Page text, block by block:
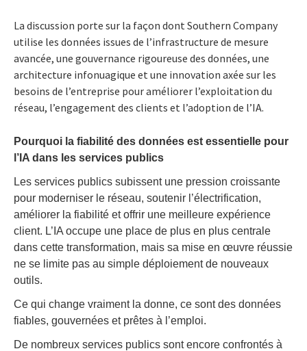
La discussion porte sur la façon dont Southern Company
utilise les données issues de l’infrastructure de mesure
avancée, une gouvernance rigoureuse des données, une
architecture infonuagique et une innovation axée sur les
besoins de l’entreprise pour améliorer l’exploitation du
réseau, l’engagement des clients et l’adoption de l’IA.
Pourquoi la fiabilité des données est essentielle pour
l’IA dans les services publics
Les services publics subissent une pression croissante
pour moderniser le réseau, soutenir l’électrification,
améliorer la fiabilité et offrir une meilleure expérience
client. L’IA occupe une place de plus en plus centrale
dans cette transformation, mais sa mise en œuvre réussie
ne se limite pas au simple déploiement de nouveaux
outils.
Ce qui change vraiment la donne, ce sont des données
fiables, gouvernées et prêtes à l’emploi.
De nombreux services publics sont encore confrontés à